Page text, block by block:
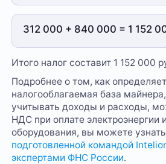
312 000 + 840 000 = 1 152
Итого налог составит 1 152 000
Подробнее о том, как
налогооблагаемая база
учитывать доходы и расходы,
НДС при оплате электроэнергии
оборудования, вы можете узнать
подготовленной командой
экспертами ФНС России.